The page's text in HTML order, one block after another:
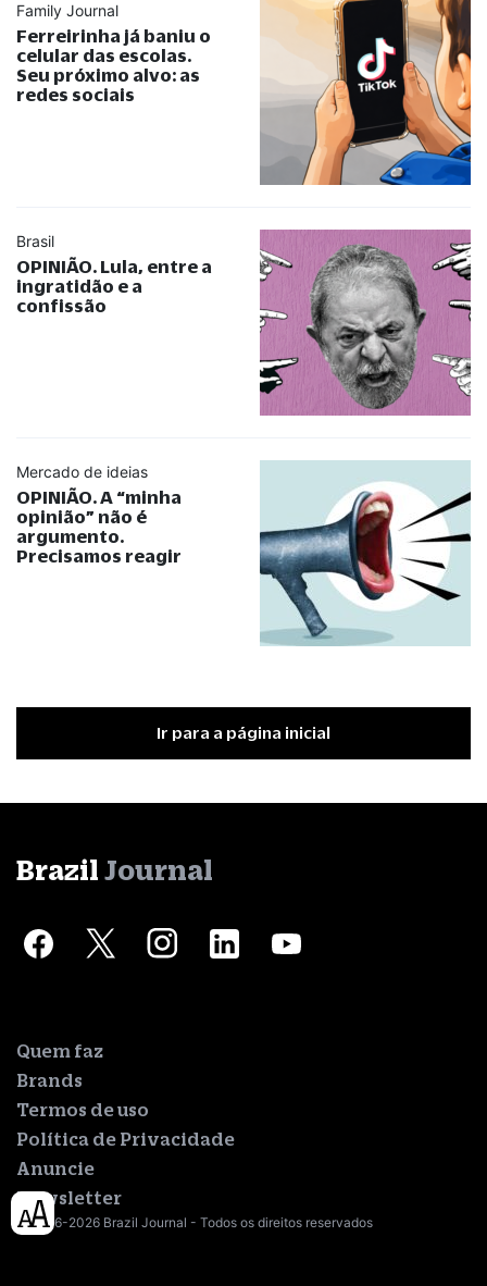
Family Journal
Ferreirinha já baniu o
celular das escolas.
Seu próximo alvo: as
redes sociais
Brasil
OPINIÃO. Lula, entre a
ingratidão e a
confissão
Mercado de ideias
OPINIÃO. A “minha
opinião” não é
argumento.
Precisamos reagir
Ir para a página inicial
Brazil Journal
Quem faz
Brands
Termos de uso
Política de Privacidade
Anuncie
Newsletter
© 2016-2026 Brazil Journal - Todos os direitos reservados